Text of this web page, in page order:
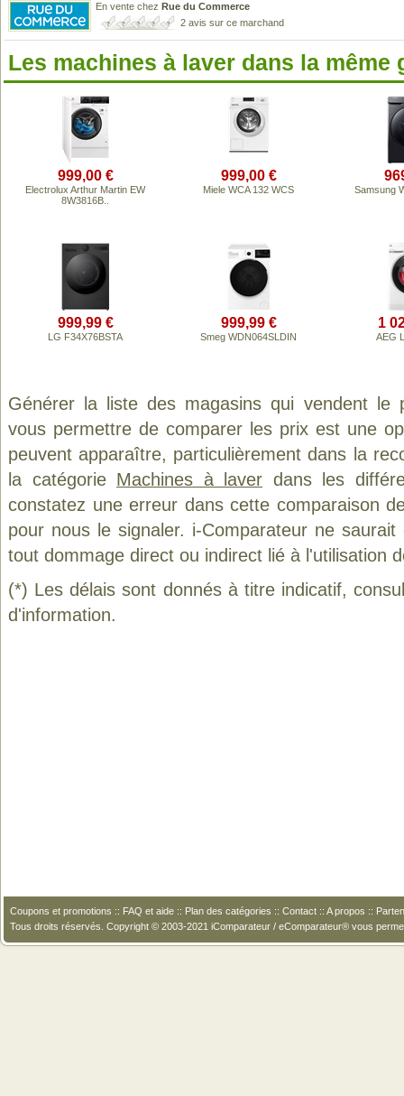
En vente chez Rue du Commerce
2 avis sur ce marchand
Les machines à laver dans la même
999,00 €
Electrolux Arthur Martin EW
8W3816B..
999,00 €
Miele WCA 132 WCS Samsung
999,99 €
LG F34X76BSTA
999,99 €
Smeg WDN064SLDIN
1
AEG
Générer la liste des magasins qui vendent le
vous permettre de comparer les prix est une
peuvent apparaître, particulièrement dans la
la catégorie Machines à laver dans les
constatez une erreur dans cette comparaison
pour nous le signaler. i-Comparateur ne
tout dommage direct ou indirect lié à l'utilisation
(*) Les délais sont donnés à titre indicatif,
d'information.
Coupons et promotions :: FAQ et aide :: Plan des catégories :: Contact :: A propos ::
Tous droits réservés. Copyright © 2003-2021 iComparateur / eComparateur® vous